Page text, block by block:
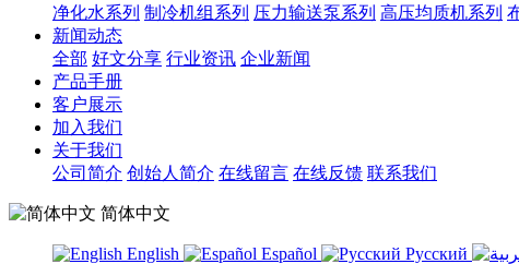
净化水系列 制冷机组系列 压力输送泵系列 高压均质机系列
新闻动态
全部 好文分享 行业资讯 企业新闻
产品手册
客户展示
加入我们
关于我们
公司简介 创始人简介 在线留言 在线反馈 联系我们
简体中文
English Español Русский